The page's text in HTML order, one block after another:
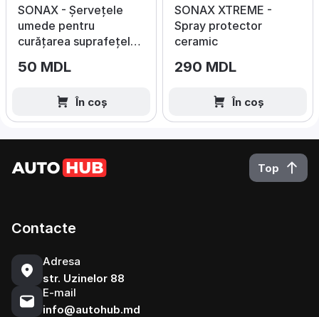
SONAX - Șervețele
umede pentru
curățarea suprafețelor
50 MDL
În coș
SONAX XTREME -
Spray protector
ceramic
290 MDL
În coș
Top
Contacte
Adresa
str. Uzinelor 88
E-mail
info@autohub.md